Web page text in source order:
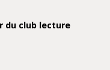
du club lecture